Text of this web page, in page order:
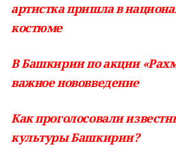
артистка пришла в
костюме
В Башкирии по акции
важное нововведение
Как проголосовали
культуры Башкирии?